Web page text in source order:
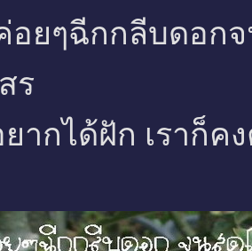
อยๆฉีกกลีบดอก
ร
ากได้ฝัก เราก็ค